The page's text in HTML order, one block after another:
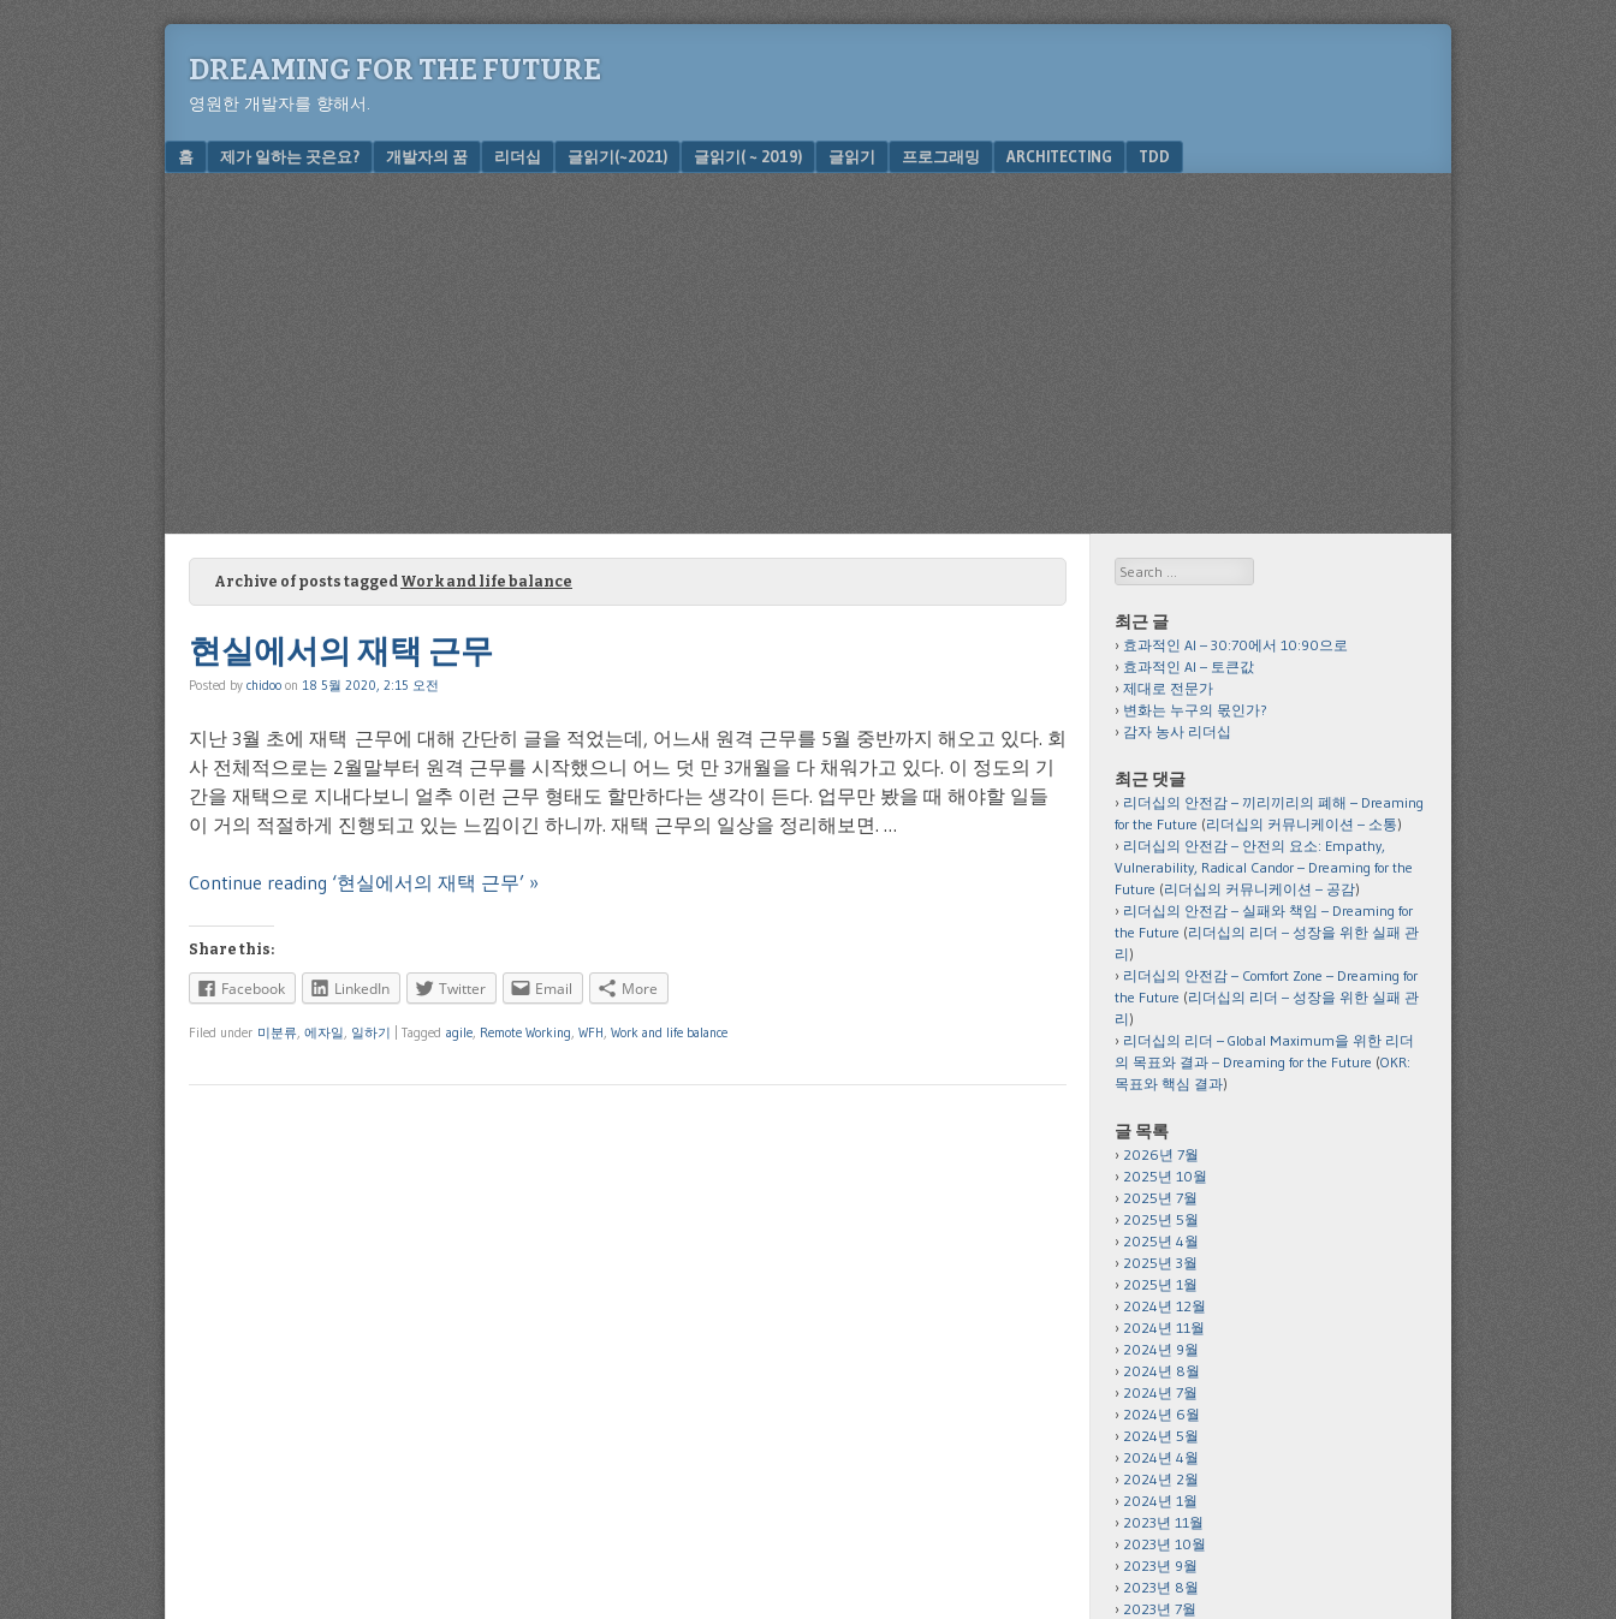
DREAMING FOR THE FUTURE
영원한 개발자를 향해서.
Menu
SKIP TO CONTENT
홈 제가 일하는 곳은요? 개발자의 꿈 리더십 글읽기(~2021) 글읽기( ~ 2019) 글읽기 프로그래밍 ARCHITECTING TDD
Archive of posts tagged Work and life balance
현실에서의 재택 근무
Posted by chidoo on 18 5월 2020, 2:15 오전
지난 3월 초에 재택 근무에 대해 간단히 글을 적었는데, 어느새 원격 근무를 5월 중반까지 해오고 있다. 회
사 전체적으로는 2월말부터 원격 근무를 시작했으니 어느 덧 만 3개월을 다 채워가고 있다. 이 정도의 기
간을 재택으로 지내다보니 얼추 이런 근무 형태도 할만하다는 생각이 든다. 업무만 봤을 때 해야할 일들
이 거의 적절하게 진행되고 있는 느낌이긴 하니까. 재택 근무의 일상을 정리해보면. …
Continue reading ‘현실에서의 재택 근무’ »
Share this:
Facebook LinkedIn Twitter Email More
Filed under 미분류, 에자일, 일하기 Tagged agile, Remote Working, WFH, Work and life balance
Search
최근 글
효과적인 AI – 30:70에서 10:90으로
효과적인 AI – 토큰값
제대로 전문가
변화는 누구의 몫인가?
감자 농사 리더십
최근 댓글
리더십의 안전감 – 끼리끼리의 폐해 – Dreaming
for the Future (리더십의 커뮤니케이션 – 소통)
리더십의 안전감 – 안전의 요소: Empathy,
Vulnerability, Radical Candor – Dreaming for the
Future (리더십의 커뮤니케이션 – 공감)
리더십의 안전감 – 실패와 책임 – Dreaming for
the Future (리더십의 리더 – 성장을 위한 실패 관
리)
리더십의 안전감 – Comfort Zone – Dreaming for
the Future (리더십의 리더 – 성장을 위한 실패 관
리)
리더십의 리더 – Global Maximum을 위한 리더
의 목표와 결과 – Dreaming for the Future (OKR:
목표와 핵심 결과)
글 목록
2026년 7월
2025년 10월
2025년 7월
2025년 5월
2025년 4월
2025년 3월
2025년 1월
2024년 12월
2024년 11월
2024년 9월
2024년 8월
2024년 7월
2024년 6월
2024년 5월
2024년 4월
2024년 2월
2024년 1월
2023년 11월
2023년 10월
2023년 9월
2023년 8월
2023년 7월